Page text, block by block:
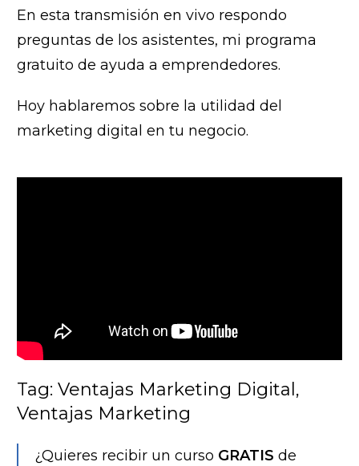
En esta transmisión en vivo respondo
preguntas de los asistentes, mi programa
gratuito de ayuda a emprendedores.
Hoy hablaremos sobre la utilidad del
marketing digital en tu negocio.
Tag: Ventajas Marketing Digital,
Ventajas Marketing
¿Quieres recibir un curso GRATIS de